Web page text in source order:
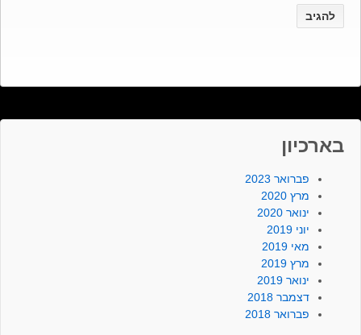
בארכיון
פברואר 2023
מרץ 2020
ינואר 2020
יוני 2019
מאי 2019
מרץ 2019
ינואר 2019
דצמבר 2018
פברואר 2018